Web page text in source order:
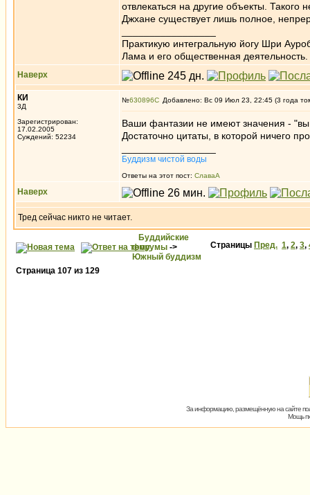
отвлекаться на другие объекты.
Джхане существует лишь полное,
Практикую интегральную йогу Шри
Лама и его общественная деятельность.
Наверх
КИ
3Д
Зарегистрирован:
17.02.2005
Суждений: 52234
№630896 Добавлено: Вс 09 Июл 23, 22:45 (3 года
Ваши фантазии не имеют значения -
Достаточно цитаты, в которой ничего
Буддизм чистой воды
Ответы на этот пост: СлаваА
Наверх
Тред сейчас никто не читает.
Буддийские
форумы ->
Южный буддизм
Страницы Пред. 1, 2, 3,
Страница 107 из 129
За информацию, размещённую на сайте
Мощь